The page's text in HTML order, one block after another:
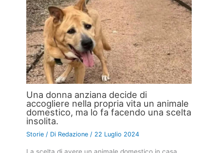
Una donna anziana decide di
accogliere nella propria vita un animale
domestico, ma lo fa facendo una scelta
insolita.
Storie / Di Redazione/ 22 Luglio 2024